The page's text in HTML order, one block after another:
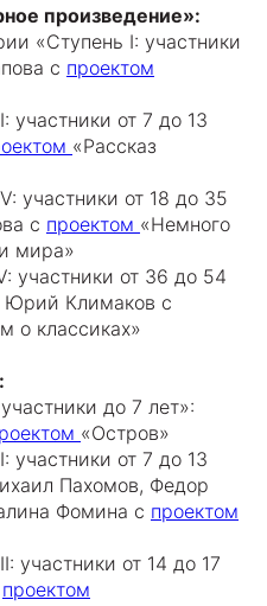
произведение»:
«Ступень I: участники
с проектом
участники от 7 до 13
«Рассказ
участники от 18 до 35
с проектом «Немного
мира»
участники от 36 до 54
Юрий Климаков с
о классиках»
до 7 лет»:
«Остров»
участники от 7 до 13
Пахомов, Федор
Фомина с проектом
участники от 14 до 17
проектом